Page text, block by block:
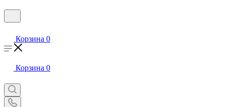
Корзина 0
Корзина 0